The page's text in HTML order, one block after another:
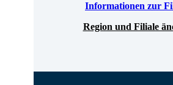
Informationen zur
Region und Filiale